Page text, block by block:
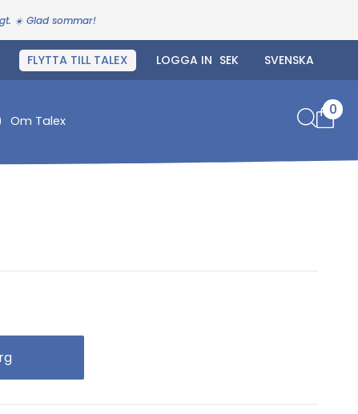
☀️ Glad sommar!
FLYTTA TILL TALEX LOGGA IN
Om Talex
0